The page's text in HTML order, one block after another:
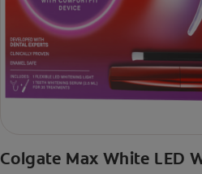
Colgate Max White LED